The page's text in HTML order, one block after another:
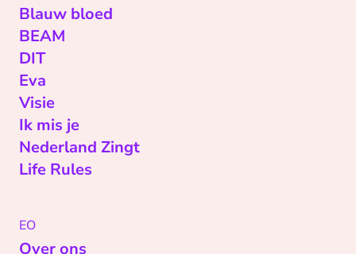
Blauw bloed
BEAM
DIT
Eva
Visie
Ik mis je
Nederland Zingt
Life Rules
EO
Over ons